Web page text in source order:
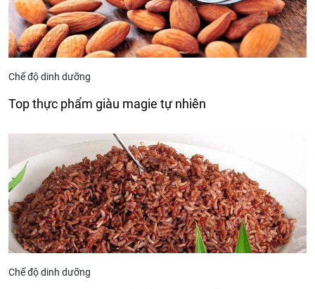
Chế độ dinh dưỡng
Top thực phẩm giàu magie tự nhiên
Chế độ dinh dưỡng